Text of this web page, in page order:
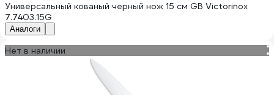
Универсальный кованый черный нож 15 см GB Victorinox
7.7403.15G
Аналоги
Нет в наличии